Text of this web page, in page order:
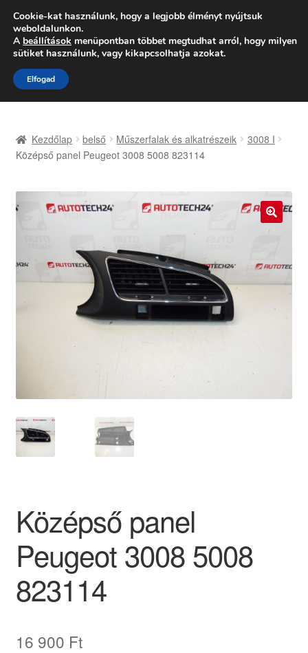
SZÁLLÍTÁS 2618 Ft-tól
Hétfő-Péntek 9:00–16:0006 80 088 054
Ugrás
a
navigációhoz
Kilépés
a
tartalomba
Adatvédelmi irányelvek
Kifizetések
Panaszkezelési szabályzat
Saját fiókom
Szállítás világszerte
Szekér
Kezdőlap belső Műszerfalak és alkatrészeik
3008 I
Középső panel Peugeot 3008 5008 823114
🔍
Középső panel
Peugeot 3008 5008
823114
16 900 Ft
Cookie-kat használunk, hogy a legjobb élményt nyújtsuk
weboldalunkon.
A beállítások menüpontban többet megtudhat arról, hogy milyen
sütiket használunk, vagy kikapcsolhatja azokat.
Elfogad